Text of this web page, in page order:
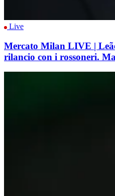
Live
Mercato Milan LIVE |
rilancio con i rossoneri.